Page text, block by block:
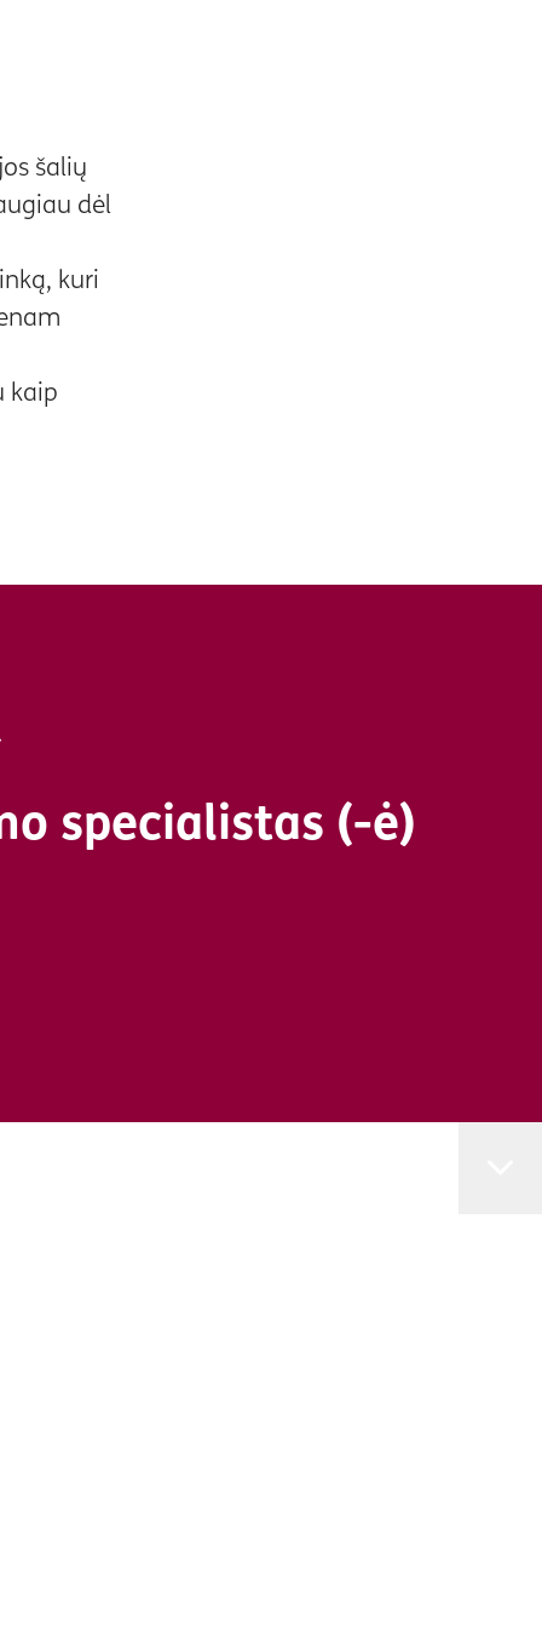
šalių
dėl
kuri
kaip
specialistas (-ė)